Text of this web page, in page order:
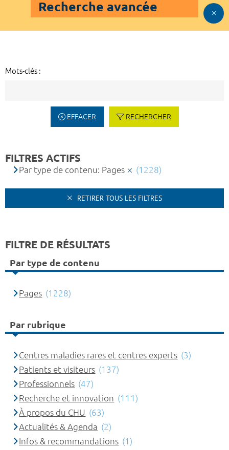
Recherche avancée
Mots-clés :
EFFACER RECHERCHER
FILTRES ACTIFS
Par type de contenu: Pages (1228)
RETIRER TOUS LES FILTRES
FILTRE DE RÉSULTATS
Par type de contenu
Pages (1228)
Par rubrique
Centres maladies rares et centres experts (3)
Patients et visiteurs (137)
Professionnels (47)
Recherche et innovation (111)
À propos du CHU (63)
Actualités & Agenda (2)
Infos & recommandations (1)